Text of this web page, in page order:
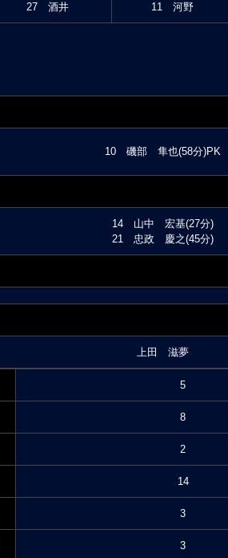
27 酒井 11 河野
10 磯部 隼也(58分)PK
14 山中 宏基(27分)
21 忠政 慶之(45分)
上田 滋夢
5
8
2
14
3
3